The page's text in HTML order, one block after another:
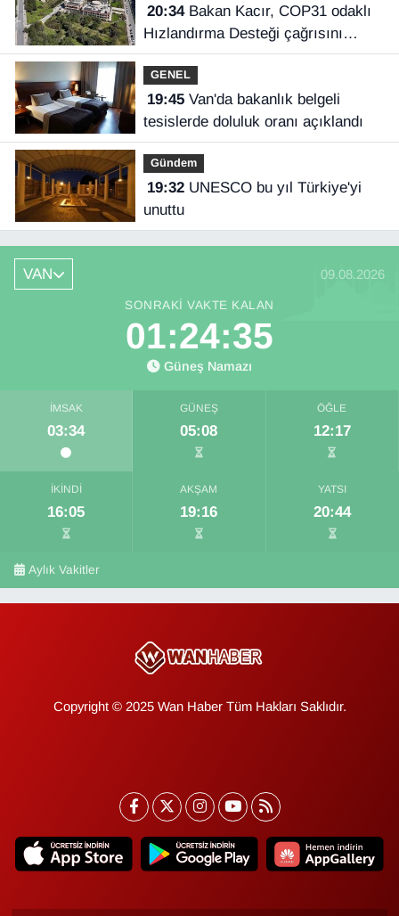
20:34Bakan Kacır, COP31 odaklı
Hızlandırma Desteği çağrısını
açıkladı
GENEL
19:45Van'da bakanlık belgeli
tesislerde doluluk oranı açıklandı
Gündem
19:32UNESCO bu yıl Türkiye'yi
unuttu
VAN 09.08.2026
SONRAKI VAKTE KALAN
01:24:35
Güneş Namazı
İMSAK
03:34
GÜNEŞ
05:08
ÖĞLE
12:17
İKINDI
16:05
AKŞAM
19:16
YATSI
20:44
Aylık Vakitler
Copyright © 2025 Wan Haber Tüm Hakları Saklıdır.